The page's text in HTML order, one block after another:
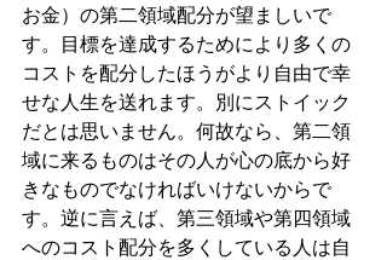
お金）の第二領域配分が望ましいで
す。目標を達成するためにより多くの
コストを配分したほうがより自由で幸
せな人生を送れます。別にストイック
だとは思いません。何故なら、第二領
域に来るものはその人が心の底から好
きなものでなければいけないからで
す。逆に言えば、第三領域や第四領域
へのコスト配分を多くしている人は自